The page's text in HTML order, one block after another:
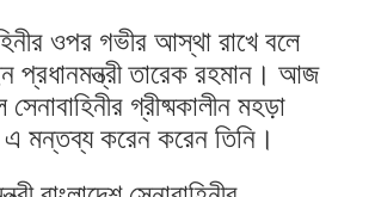
ওপর গভীর আস্থা রাখে বলে
প্রধানমন্ত্রী তারেক রহমান। আজ
গ্রীষ্মকালীন মহড়া
এ মন্তব্য করেন করেন তিনি।